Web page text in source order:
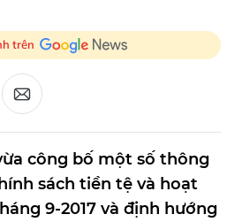
trên
công bố một số thông
sách tiền tệ và hoạt
9-2017 và định hướng